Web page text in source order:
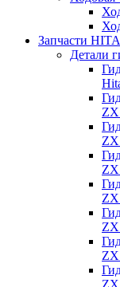
Запчасти
Детали